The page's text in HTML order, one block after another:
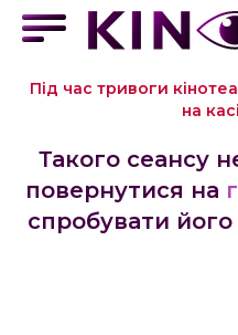
Під час тривоги
на
Такого сеансу
повернутися на
спробувати